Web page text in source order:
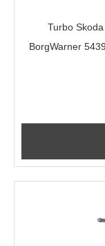
Turbo
BorgWarner